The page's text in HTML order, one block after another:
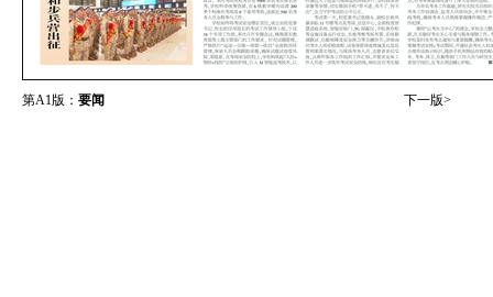
第A1版： 要闻 下一版>